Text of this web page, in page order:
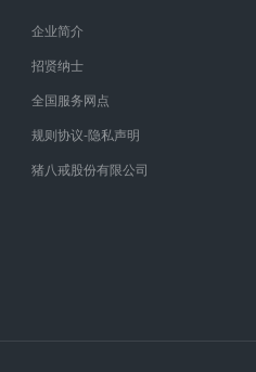
企业简介
招贤纳士
全国服务网点
规则协议-隐私声明
猪八戒股份有限公司